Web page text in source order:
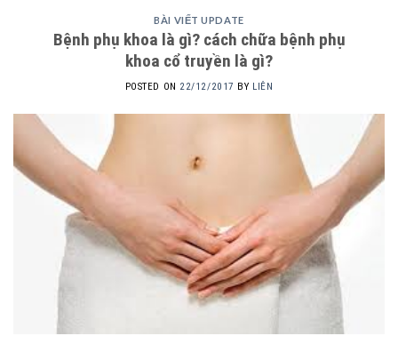
BÀI VIẾT UPDATE
Bệnh phụ khoa là gì? cách chữa bệnh phụ
khoa cổ truyền là gì?
POSTED ON 22/12/2017 BY LIÊN